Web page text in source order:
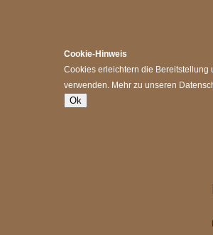
Cookie-Hinweis
Cookies erleichtern die Bereitstellung
verwenden. Mehr zu unseren
Ok